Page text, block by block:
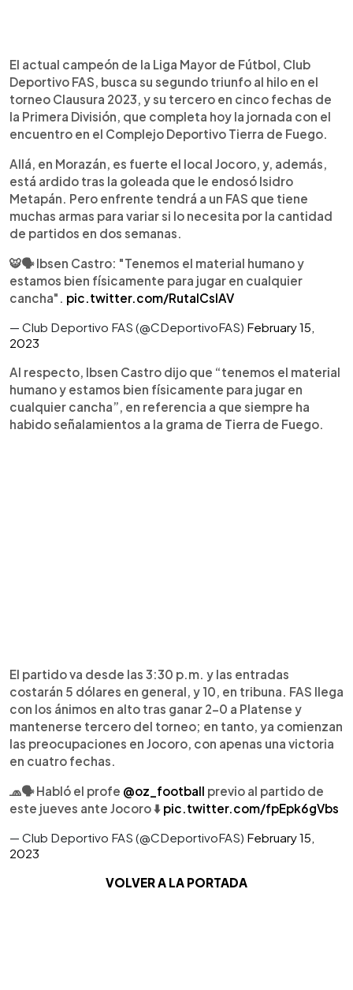
► Escuchar artículo
El actual campeón de la Liga Mayor de Fútbol, Club
Deportivo FAS, busca su segundo triunfo al hilo en el
torneo Clausura 2023, y su tercero en cinco fechas de
la Primera División, que completa hoy la jornada con el
encuentro en el Complejo Deportivo Tierra de Fuego.
Allá, en Morazán, es fuerte el local Jocoro, y, además,
está ardido tras la goleada que le endosó Isidro
Metapán. Pero enfrente tendrá a un FAS que tiene
muchas armas para variar si lo necesita por la cantidad
de partidos en dos semanas.
🐯🗣 Ibsen Castro: "Tenemos el material humano y
estamos bien físicamente para jugar en cualquier
cancha". pic.twitter.com/RutalCsIAV
— Club Deportivo FAS (@CDeportivoFAS) February 15,
2023
Al respecto, Ibsen Castro dijo que “tenemos el material
humano y estamos bien físicamente para jugar en
cualquier cancha”, en referencia a que siempre ha
habido señalamientos a la grama de Tierra de Fuego.
El partido va desde las 3:30 p.m. y las entradas
costarán 5 dólares en general, y 10, en tribuna. FAS llega
con los ánimos en alto tras ganar 2-0 a Platense y
mantenerse tercero del torneo; en tanto, ya comienzan
las preocupaciones en Jocoro, con apenas una victoria
en cuatro fechas.
🧢🗣 Habló el profe @oz_football previo al partido de
este jueves ante Jocoro ⬇️ pic.twitter.com/fpEpk6gVbs
— Club Deportivo FAS (@CDeportivoFAS) February 15,
2023
VOLVER A LA PORTADA